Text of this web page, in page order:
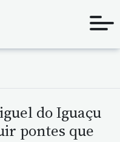
do Iguaçu
pontes que